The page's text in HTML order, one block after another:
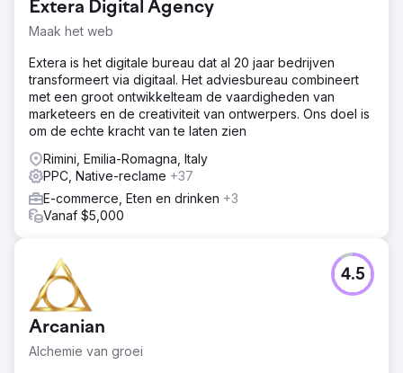
Extera Digital Agency
Maak het web
Extera is het digitale bureau dat al 20 jaar bedrijven
transformeert via digitaal. Het adviesbureau combineert
met een groot ontwikkelteam de vaardigheden van
marketeers en de creativiteit van ontwerpers. Ons doel is
om de echte kracht van te laten zien
Rimini, Emilia-Romagna, Italy
PPC, Native-reclame +37
E-commerce, Eten en drinken +3
Vanaf $5,000
Arcanian
Alchemie van groei
4.5